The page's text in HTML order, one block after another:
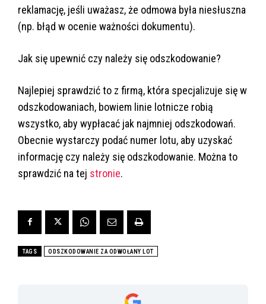
reklamację, jeśli uważasz, że odmowa była niesłuszna
(np. błąd w ocenie ważności dokumentu).
Jak się upewnić czy należy się odszkodowanie?
Najlepiej sprawdzić to z firmą, która specjalizuje się w
odszkodowaniach, bowiem linie lotnicze robią
wszystko, aby wypłacać jak najmniej odszkodowań.
Obecnie wystarczy podać numer lotu, aby uzyskać
informację czy należy się odszkodowanie. Można to
sprawdzić na tej stronie.
TAGS ODSZKODOWANIE ZA ODWOŁANY LOT